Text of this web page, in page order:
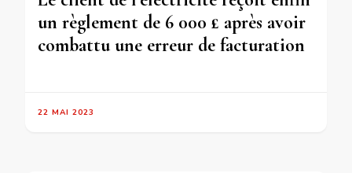
un règlement de 6 000 £ après avoir
combattu une erreur de facturation
22 MAI 2023